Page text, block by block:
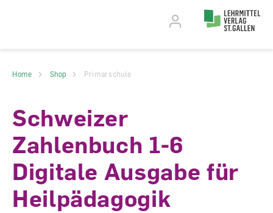
Accesskey Navigation
Footer
zurHome Shop Primarschule
Schweizer
Zahlenbuch 1-6
Digitale Ausgabe für
Heilpädagogik